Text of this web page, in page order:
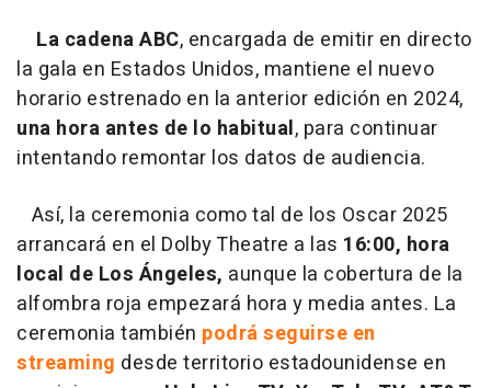
La cadena ABC, encargada de emitir en directo
la gala en Estados Unidos, mantiene el nuevo
horario estrenado en la anterior edición en 2024,
una hora antes de lo habitual, para continuar
intentando remontar los datos de audiencia.
Así, la ceremonia como tal de los Oscar 2025
arrancará en el Dolby Theatre a las 16:00, hora
local de Los Ángeles, aunque la cobertura de la
alfombra roja empezará hora y media antes. La
ceremonia también podrá seguirse en
streaming desde territorio estadounidense en